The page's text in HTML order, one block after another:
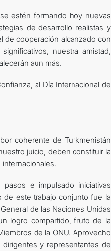
estén formando hoy nuevas
de desarrollo realistas y
de cooperación alcanzado con
nuestra amistad,
aún más.
al Día Internacional de
coherente de Turkmenistán
juicio, deben constituir la
e impulsado iniciativas
de este trabajo conjunto fue la
de las Naciones Unidas
logro compartido, fruto de la
de la ONU. Aprovecho
y representantes de